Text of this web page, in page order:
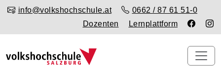
info@volkshochschule.at
0662 / 87 61 51-0
Dozenten
Lernplattform